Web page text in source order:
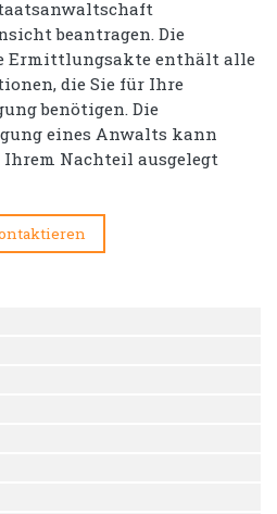
beantragen. Die
Ermittlungsakte enthält alle
die Sie für Ihre
benötigen. Die
eines Anwalts kann
Nachteil ausgelegt